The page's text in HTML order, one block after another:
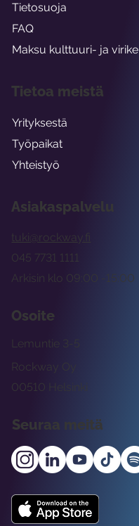
Asiakaspalvelu
tuki@rockway.fi
Arkisin klo 09:00 -15:00
045 7731 1111
Osoite
Rockway Oy
Lemuntie 3-5
00510 Helsinki
Seuraa meitä
Tietosuoja
FAQ
Maksu kulttuuri- ja
Tietoa meistä
Yrityksestä
Työpaikat
Yhteistyö